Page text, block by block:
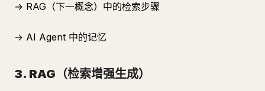
→ RAG（下一概念）中的检索步骤
→ AI Agent 中的记忆
3. RAG（检索增强生成）